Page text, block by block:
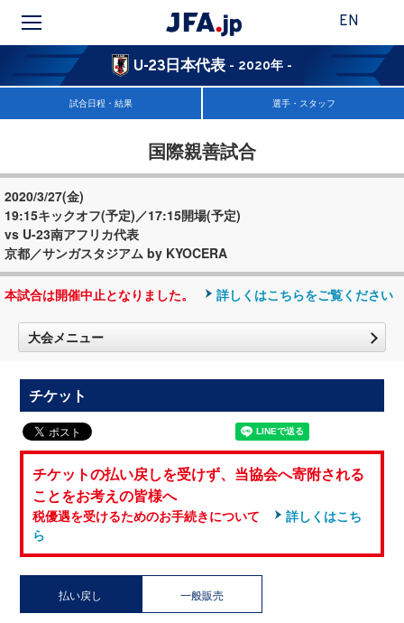
EN
U-23日本代表 - 2020年 -
試合日程・結果 選手・スタッフ
国際親善試合
2020/3/27(金)
19:15キックオフ(予定)／17:15開場(予定)
vs U-23南アフリカ代表
京都／サンガスタジアム by KYOCERA
本試合は開催中止となりました。 詳しくはこちらをご覧ください
大会メニュー
チケット
チケットの払い戻しを受けず、当協会へ寄附される
ことをお考えの皆様へ
税優遇を受けるためのお手続きについて
詳しくはこち
ら
払い戻し 一般販売